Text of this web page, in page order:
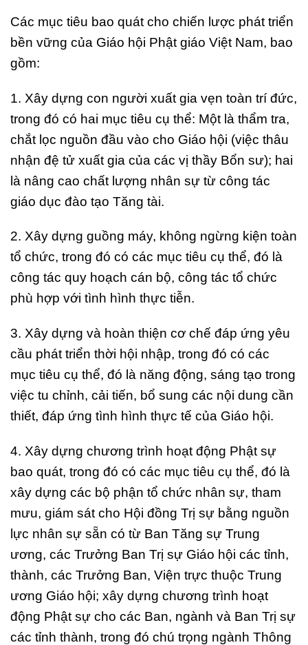
Các mục tiêu bao quát cho chiến lược phát triển
bền vững của Giáo hội Phật giáo Việt Nam, bao
gồm:
1. Xây dựng con người xuất gia vẹn toàn trí đức,
trong đó có hai mục tiêu cụ thể: Một là thẩm tra,
chắt lọc nguồn đầu vào cho Giáo hội (việc thâu
nhận đệ tử xuất gia của các vị thầy Bổn sư); hai
là nâng cao chất lượng nhân sự từ công tác
giáo dục đào tạo Tăng tài.
2. Xây dựng guồng máy, không ngừng kiện toàn
tổ chức, trong đó có các mục tiêu cụ thể, đó là
công tác quy hoạch cán bộ, công tác tổ chức
phù hợp với tình hình thực tiễn.
3. Xây dựng và hoàn thiện cơ chế đáp ứng yêu
cầu phát triển thời hội nhập, trong đó có các
mục tiêu cụ thể, đó là năng động, sáng tạo trong
việc tu chỉnh, cải tiến, bổ sung các nội dung cần
thiết, đáp ứng tình hình thực tế của Giáo hội.
4. Xây dựng chương trình hoạt động Phật sự
bao quát, trong đó có các mục tiêu cụ thể, đó là
xây dựng các bộ phận tổ chức nhân sự, tham
mưu, giám sát cho Hội đồng Trị sự bằng nguồn
lực nhân sự sẵn có từ Ban Tăng sự Trung
ương, các Trưởng Ban Trị sự Giáo hội các tỉnh,
thành, các Trưởng Ban, Viện trực thuộc Trung
ương Giáo hội; xây dựng chương trình hoạt
động Phật sự cho các Ban, ngành và Ban Trị sự
các tỉnh thành, trong đó chú trọng ngành Thông